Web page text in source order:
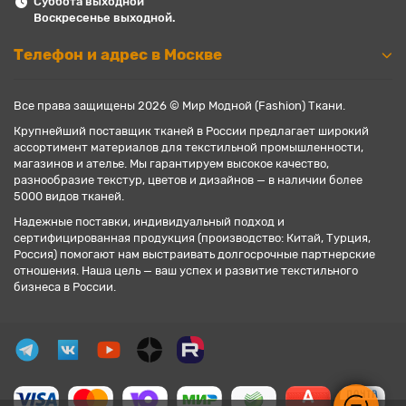
Воскресенье выходной.
Телефон и адрес в Москве
Все права защищены 2026 © Мир Модной (Fashion) Ткани.
Крупнейший поставщик тканей в России предлагает широкий
ассортимент материалов для текстильной промышленности,
магазинов и ателье. Мы гарантируем высокое качество,
разнообразие текстур, цветов и дизайнов — в наличии более
5000 видов тканей.
Надежные поставки, индивидуальный подход и
сертифицированная продукция (производство: Китай, Турция,
Россия) помогают нам выстраивать долгосрочные партнерские
отношения. Наша цель — ваш успех и развитие текстильного
бизнеса в России.